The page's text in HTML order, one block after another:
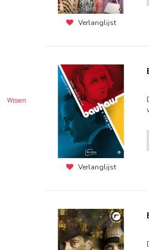
Wissen
Verlanglijst
Verlanglijst